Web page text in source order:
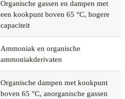
Organische gassen en dampen met
een kookpunt boven 65 °C, hogere
capaciteit
Ammoniak en organische
ammoniakderivaten
Organische dampen met kookpunt
boven 65 °C, anorganische gassen